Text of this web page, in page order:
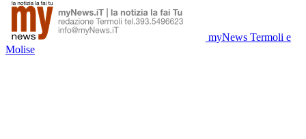
myNews Termoli e
Molise